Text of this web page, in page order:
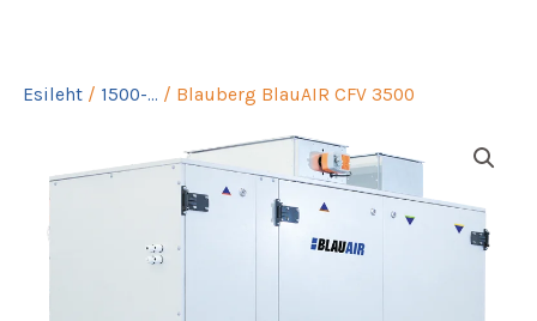
Esileht / 1500-... / Blauberg BlauAIR CFV 3500